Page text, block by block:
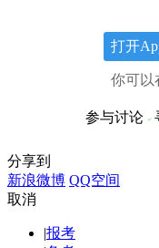
打开
你可以
参与讨论
分享到
新浪微博 QQ空间
取消
|报考